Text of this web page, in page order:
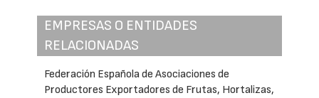
EMPRESAS O ENTIDADES
RELACIONADAS
Federación Española de Asociaciones de
Productores Exportadores de Frutas, Hortalizas,